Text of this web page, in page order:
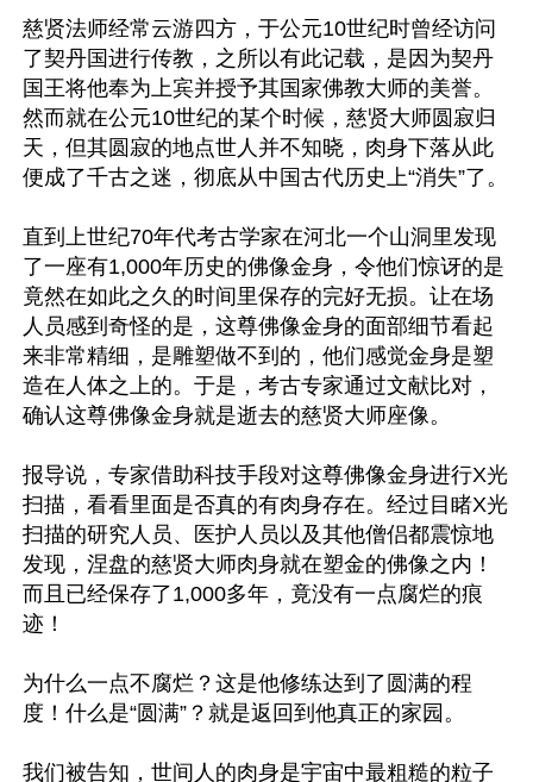
慈贤法师经常云游四方，于公元10世纪时曾经访问
了契丹国进行传教，之所以有此记载，是因为契丹
国王将他奉为上宾并授予其国家佛教大师的美誉。
然而就在公元10世纪的某个时候，慈贤大师圆寂归
天，但其圆寂的地点世人并不知晓，肉身下落从此
便成了千古之迷，彻底从中国古代历史上“消失”了。
直到上世纪70年代考古学家在河北一个山洞里发现
了一座有1,000年历史的佛像金身，令他们惊讶的是
竟然在如此之久的时间里保存的完好无损。让在场
人员感到奇怪的是，这尊佛像金身的面部细节看起
来非常精细，是雕塑做不到的，他们感觉金身是塑
造在人体之上的。于是，考古专家通过文献比对，
确认这尊佛像金身就是逝去的慈贤大师座像。
报导说，专家借助科技手段对这尊佛像金身进行X光
扫描，看看里面是否真的有肉身存在。经过目睹X光
扫描的研究人员、医护人员以及其他僧侣都震惊地
发现，涅盘的慈贤大师肉身就在塑金的佛像之内！
而且已经保存了1,000多年，竟没有一点腐烂的痕
迹！
为什么一点不腐烂？这是他修练达到了圆满的程
度！什么是“圆满”？就是返回到他真正的家园。
我们被告知，世间人的肉身是宇宙中最粗糙的粒子